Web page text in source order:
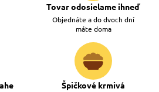
Tovar odosielame ihneď
Objednáte a do dvoch dní
máte doma
Špičkové krmivá